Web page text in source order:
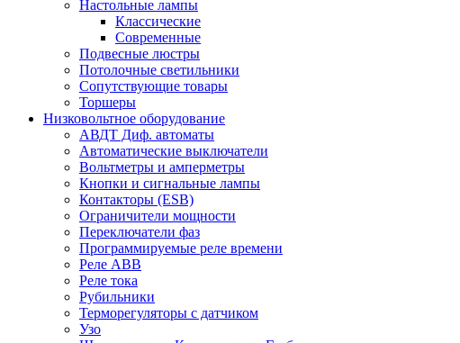
Настольные лампы
Классические
Современные
Подвесные люстры
Потолочные светильники
Сопутствующие товары
Торшеры
Низковольтное оборудование
АВДT Диф. автоматы
Автоматические выключатели
Вольтметры и амперметры
Кнопки и сигнальные лампы
Контакторы (ESB)
Ограничители мощности
Переключатели фаз
Программируемые реле времени
Реле ABB
Реле тока
Рубильники
Терморегуляторы с датчиком
Узо